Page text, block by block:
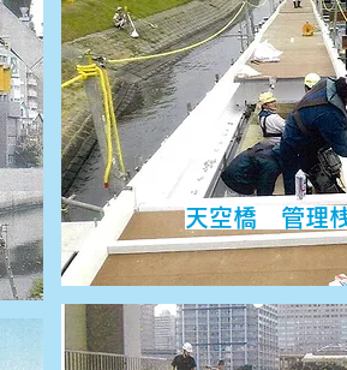
天空橋 管理